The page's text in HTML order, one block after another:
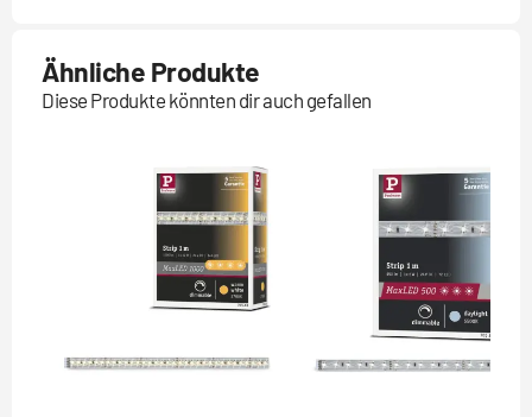
Ähnliche Produkte
Diese Produkte könnten dir auch gefallen